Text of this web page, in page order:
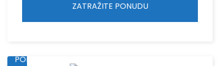
ZATRAŽITE PONUDU
PONUDU